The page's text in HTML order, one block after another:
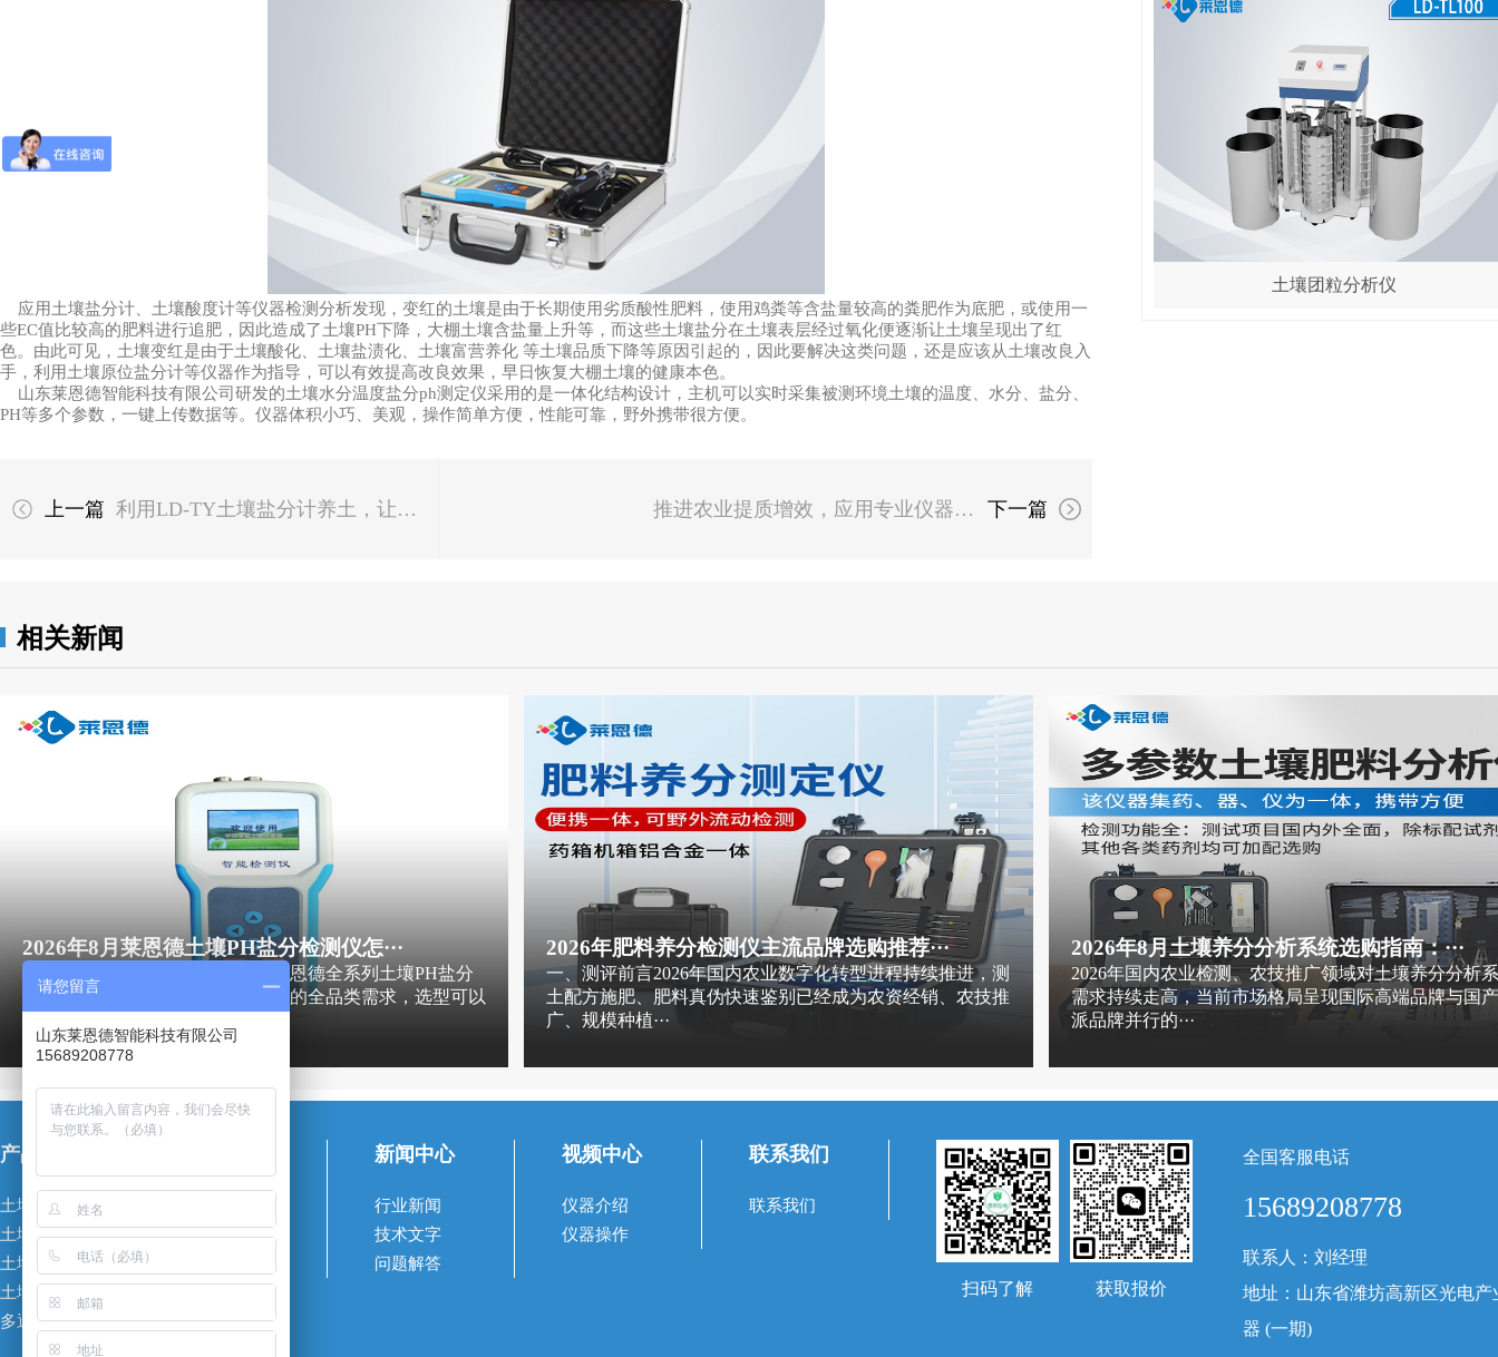
应用土壤盐分计、土壤酸度计等仪器检测分析发现，变红的土壤是由于长期使用劣质酸性肥料，使用鸡粪等含盐量较高的粪肥作为底肥，或使用一
些EC值比较高的肥料进行追肥，因此造成了土壤PH下降，大棚土壤含盐量上升等，而这些土壤盐分在土壤表层经过氧化便逐渐让土壤呈现出了红
色。由此可见，土壤变红是由于土壤酸化、土壤盐渍化、土壤富营养化 等土壤品质下降等原因引起的，因此要解决这类问题，还是应该从土壤改良入
手，利用土壤原位盐分计等仪器作为指导，可以有效提高改良效果，早日恢复大棚土壤的健康本色。
山东莱恩德智能科技有限公司研发的土壤水分温度盐分ph测定仪采用的是一体化结构设计，主机可以实时采集被测环境土壤的温度、水分、盐分、
PH等多个参数，一键上传数据等。仪器体积小巧、美观，操作简单方便，性能可靠，野外携带很方便。
上一篇 利用LD-TY土壤盐分计养土，让葡萄不再生理失调 下一篇
推进农业提质增效，应用专业仪器--土壤温度计
土壤团粒分析仪
相关新闻
2026年8月莱恩德土壤PH盐分检测仪怎···
核心选型结论前置2026年市面上莱恩德全系列土壤PH盐分
检测仪覆盖从千元入门到专项场景的全品类需求，选型可以
2026年肥料养分检测仪主流品牌选购推荐···
一、测评前言2026年国内农业数字化转型进程持续推进，测
土配方施肥、肥料真伪快速鉴别已经成为农资经销、农技推
广、规模种植···
2026年8月土壤养分分析系统选购指南：···
2026年国内农业检测、农技推广领域对土壤养分分析
需求持续走高，当前市场格局呈现国际高端品牌与国
派品牌并行的···
产品中心
土壤养分检测仪
土壤水分检测仪
土壤重金属检测仪
土壤研磨设备
多通道土壤检测仪
企业荣誉
新闻中心
行业新闻
技术文字
问题解答
视频中心
仪器介绍
仪器操作
联系我们
联系我们
扫码了解 获取报价
全国客服电话
15689208778
联系人：刘经理
地址：山东省潍坊高新区光电产
器 (一期)
请您留言
山东莱恩德智能科技有限公司
15689208778